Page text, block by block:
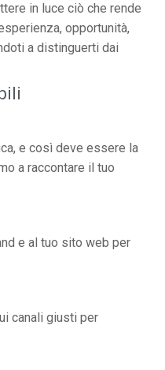
in luce ciò che rende
opportunità,
a distinguerti dai
e così deve essere la
a raccontare il tuo
e al tuo sito web per
canali giusti per